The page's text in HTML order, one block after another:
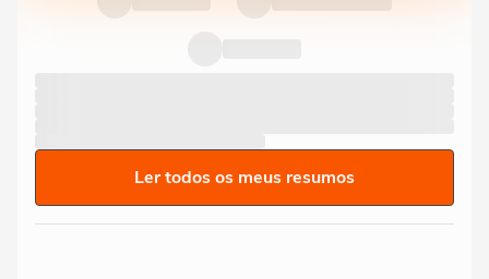
Ler todos os meus resumos